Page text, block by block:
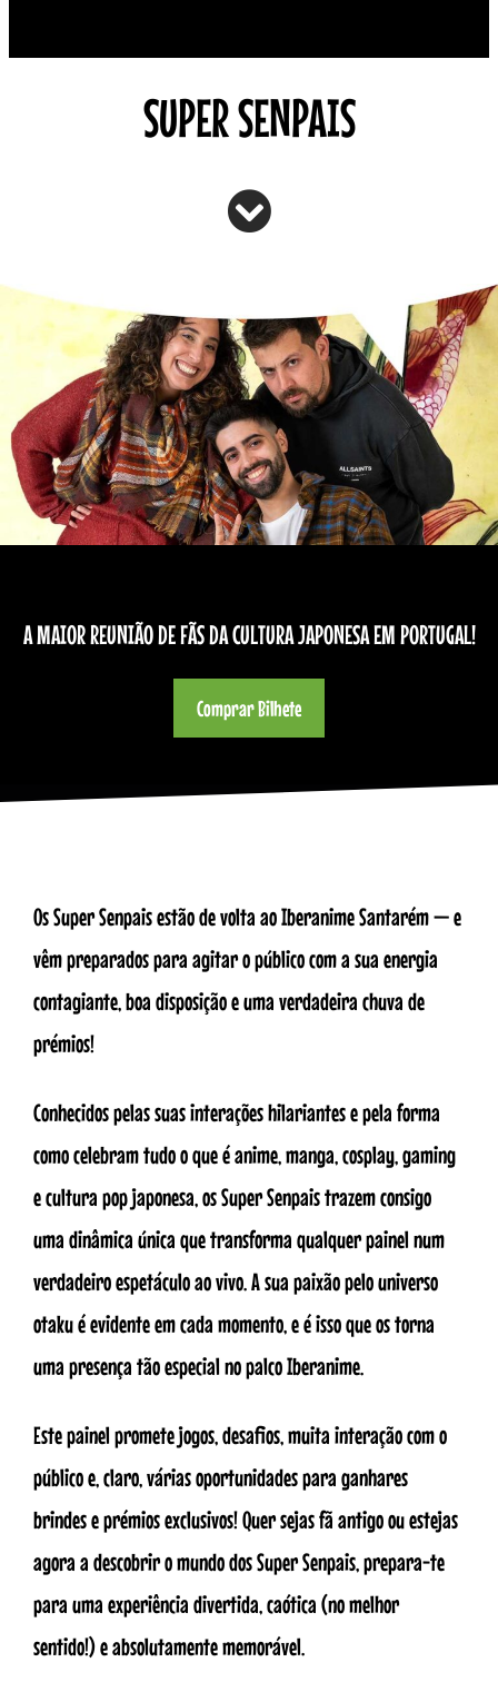
SUPER SENPAIS
A MAIOR REUNIÃO DE FÃS DA CULTURA JAPONESA EM PORTUGAL!
Comprar Bilhete
Os Super Senpais estão de volta ao Iberanime Santarém — e
vêm preparados para agitar o público com a sua energia
contagiante, boa disposição e uma verdadeira chuva de
prémios!
Conhecidos pelas suas interações hilariantes e pela forma
como celebram tudo o que é anime, manga, cosplay, gaming
e cultura pop japonesa, os Super Senpais trazem consigo
uma dinâmica única que transforma qualquer painel num
verdadeiro espetáculo ao vivo. A sua paixão pelo universo
otaku é evidente em cada momento, e é isso que os torna
uma presença tão especial no palco Iberanime.
Este painel promete jogos, desafios, muita interação com o
público e, claro, várias oportunidades para ganhares
brindes e prémios exclusivos! Quer sejas fã antigo ou estejas
agora a descobrir o mundo dos Super Senpais, prepara-te
para uma experiência divertida, caótica (no melhor
sentido!) e absolutamente memorável.